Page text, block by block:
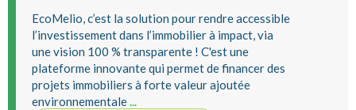
EcoMelio, c’est la solution pour rendre accessible
l’investissement dans l’immobilier à impact, via
une vision 100 % transparente ! C'est une
plateforme innovante qui permet de financer des
projets immobiliers à forte valeur ajoutée
environnementale...